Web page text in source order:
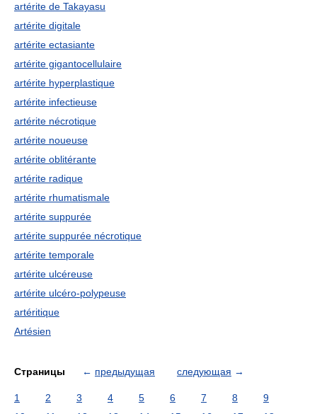
artérite de Takayasu
artérite digitale
artérite ectasiante
artérite gigantocellulaire
artérite hyperplastique
artérite infectieuse
artérite nécrotique
artérite noueuse
artérite oblitérante
artérite radique
artérite rhumatismale
artérite suppurée
artérite suppurée nécrotique
artérite temporale
artérite ulcéreuse
artérite ulcéro-polypeuse
artéritique
Artésien
Страницы ← предыдущая следующая →
1 2 3 4 5 6 7 8
9